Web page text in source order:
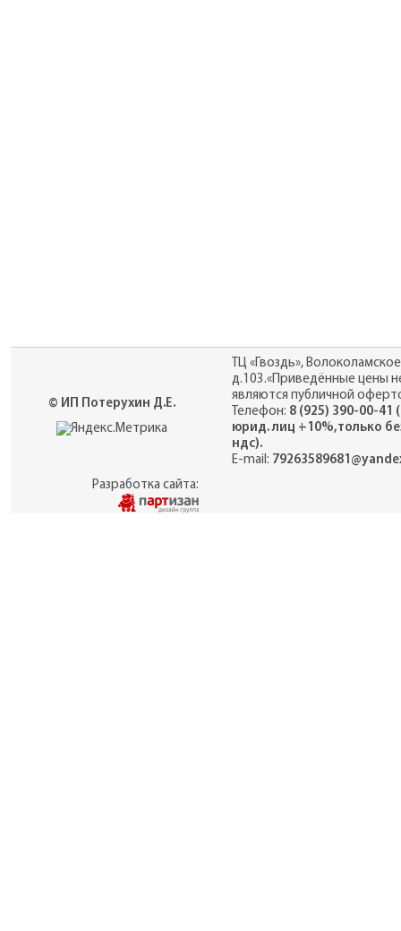
© ИП Потерухин Д.Е.
ТЦ «Гвоздь»,
д.103.«Приведённые цены
являются публичной
Телефон: 8 (925) 390-00-41
юрид. лиц +10%,только
ндс).
E-mail:
Разработка сайта: